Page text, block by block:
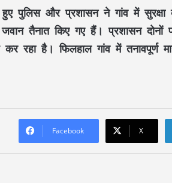
हुएपुलिस और प्रशासनने गांव में सुरक्षा
तैनात किए गए हैं। प्रशासन दोनों
रहा है। फिलहाल गांव मेंतनावपूर्ण
Facebook X